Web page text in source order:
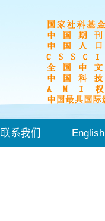
联系我们 English